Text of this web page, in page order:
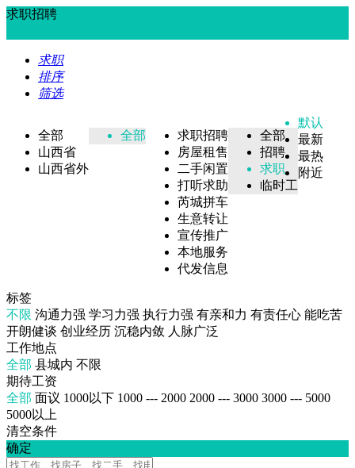
求职招聘
求职
排序
筛选
全部
山西省
山西省外
全部
求职招聘
房屋租售
二手闲置
打听求助
芮城拼车
生意转让
宣传推广
本地服务
代发信息
全部
招聘
求职
临时工
默认
最新
最热
附近
标签
不限 沟通力强 学习力强 执行力强 有亲和力 有责任心 能吃苦
开朗健谈 创业经历 沉稳内敛 人脉广泛
工作地点
全部 县城内 不限
期待工资
全部 面议 1000以下 1000 --- 2000 2000 --- 3000 3000 --- 5000
5000以上
清空条件
确定